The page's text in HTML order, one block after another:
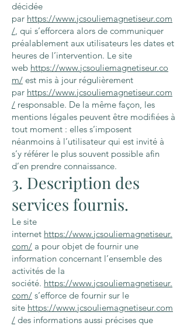
décidée
par https://www.jcsouliemagnetiseur.com
/, qui s’efforcera alors de communiquer
préalablement aux utilisateurs les dates et
heures de l’intervention. Le site
web https://www.jcsouliemagnetiseur.co
m/ est mis à jour régulièrement
par https://www.jcsouliemagnetiseur.com
/ responsable. De la même façon, les
mentions légales peuvent être modifiées à
tout moment : elles s’imposent
néanmoins à l’utilisateur qui est invité à
s’y référer le plus souvent possible afin
d’en prendre connaissance.
3. Description des
services fournis.
Le site
internet https://www.jcsouliemagnetiseur.
com/ a pour objet de fournir une
information concernant l’ensemble des
activités de la
société. https://www.jcsouliemagnetiseur.
com/ s’efforce de fournir sur le
site https://www.jcsouliemagnetiseur.com
/ des informations aussi précises que